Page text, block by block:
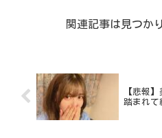
関連記事は見つか
【悲報
踏まれて